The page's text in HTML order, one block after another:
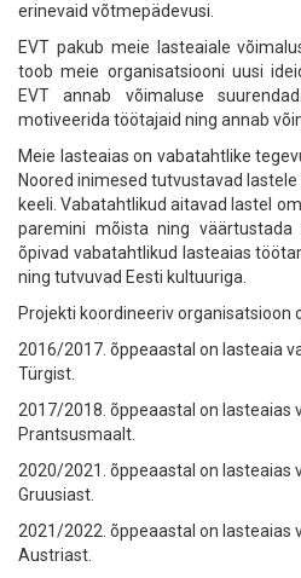
erinevaid võtmepädevusi.
EVT pakub meie lasteaiale
toob meie organisatsiooni uusi
EVT annab võimaluse
motiveerida töötajaid ning annab
Meie lasteaias on vabatahtlike
Noored inimesed tutvustavad
keeli. Vabatahtlikud aitavad lastel
paremini mõista ning väärtustada
õpivad vabatahtlikud lasteaias
ning tutvuvad Eesti kultuuriga.
Projekti koordineeriv organisatsioon
2016/2017. õppeaastal on lasteaia
Türgist.
2017/2018. õppeaastal on lasteaias
Prantsusmaalt.
2020/2021. õppeaastal on lasteaias
Gruusiast.
2021/2022. õppeaastal on lasteaias
Austriast.